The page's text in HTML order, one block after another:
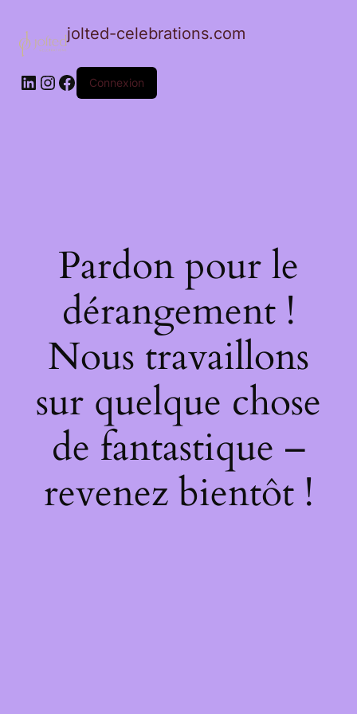
jolted-celebrations.com
LinkedIn
Instagram
Facebook
Connexion
Pardon pour le
dérangement !
Nous travaillons
sur quelque chose
de fantastique –
revenez bientôt !